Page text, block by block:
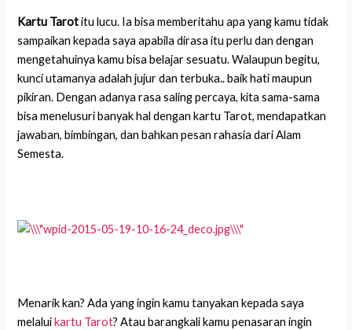
Kartu Tarotitu lucu. Ia bisa memberitahu apa yang kamu tidak
sampaikan kepada saya apabila dirasa itu perlu dan dengan
mengetahuinya kamu bisa belajar sesuatu. Walaupun begitu,
kunci utamanya adalah jujur dan terbuka.. baik hati maupun
pikiran. Dengan adanya rasa saling percaya, kita sama-sama
bisa menelusuri banyak hal dengan kartu Tarot, mendapatkan
jawaban, bimbingan, dan bahkan pesan rahasia dari Alam
Semesta.
Menarik kan? Ada yang ingin kamu tanyakan kepada saya
melaluikartu Tarot? Atau barangkali kamu penasaran ingin